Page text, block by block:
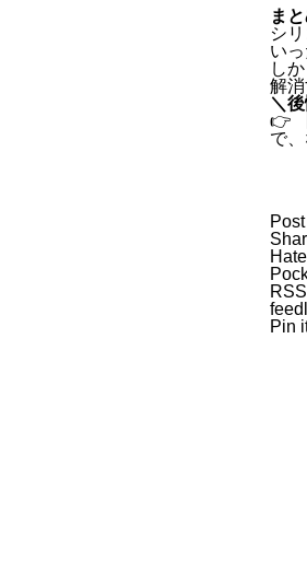
ま
シ
い
し
解
＼
👉
で
Post
RSS
Pin